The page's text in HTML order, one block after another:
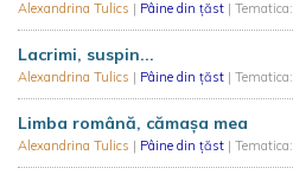
Alexandrina Tulics | Pâine din țăst | Tematica:
Lacrimi, suspin...
Alexandrina Tulics | Pâine din țăst | Tematica:
Limba română, cămașa mea
Alexandrina Tulics | Pâine din țăst | Tematica: